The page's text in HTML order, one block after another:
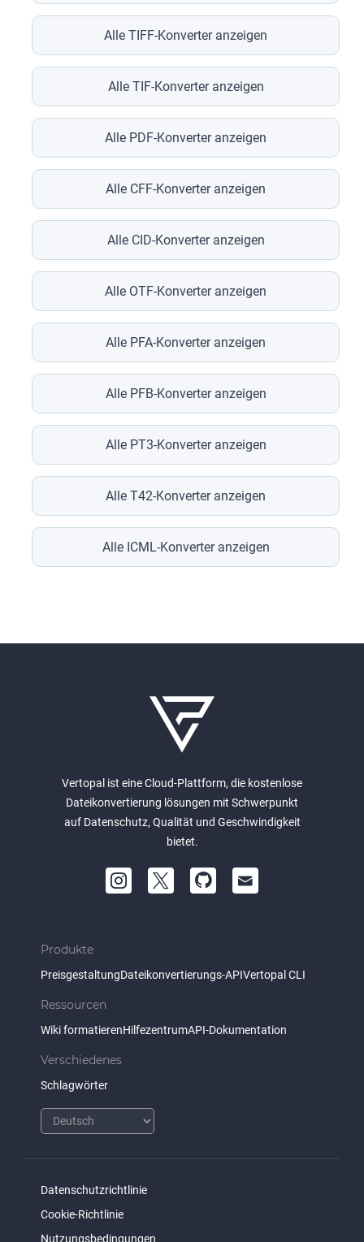
Alle TIFF-Konverter anzeigen
Alle TIF-Konverter anzeigen
Alle PDF-Konverter anzeigen
Alle CFF-Konverter anzeigen
Alle CID-Konverter anzeigen
Alle OTF-Konverter anzeigen
Alle PFA-Konverter anzeigen
Alle PFB-Konverter anzeigen
Alle PT3-Konverter anzeigen
Alle T42-Konverter anzeigen
Alle ICML-Konverter anzeigen
Vertopal ist eine Cloud-Plattform, die kostenlose
Dateikonvertierung lösungen mit Schwerpunkt
auf Datenschutz, Qualität und Geschwindigkeit
bietet.
Produkte
PreisgestaltungDateikonvertierungs-APIVertopal CLI
Ressourcen
Wiki formatierenHilfezentrumAPI-Dokumentation
Verschiedenes
Schlagwörter
Datenschutzrichtlinie
Cookie-Richtlinie
Nutzungsbedingungen